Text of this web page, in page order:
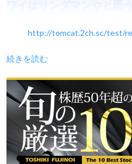
http://tomcat.2ch.sc/test/
続きを読む